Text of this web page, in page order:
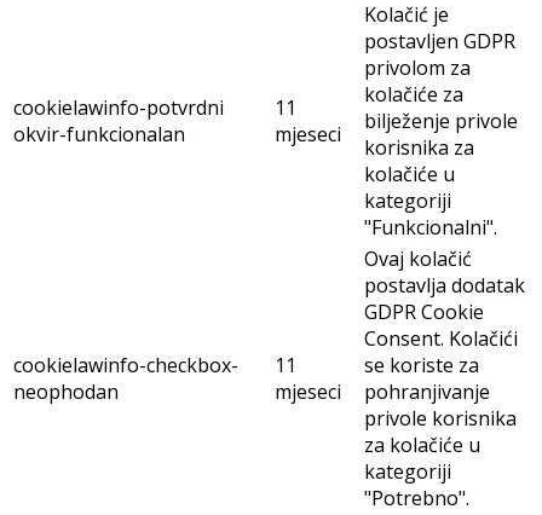
cookielawinfo-potvrdni
okvir-funkcionalan
11
mjeseci
Kolačić je
postavljen GDPR
privolom za
kolačiće za
bilježenje privole
korisnika za
kolačiće u
kategoriji
"Funkcionalni".
cookielawinfo-checkbox-
neophodan
11
mjeseci
Ovaj kolačić
postavlja dodatak
GDPR Cookie
Consent. Kolačići
se koriste za
pohranjivanje
privole korisnika
za kolačiće u
kategoriji
"Potrebno".